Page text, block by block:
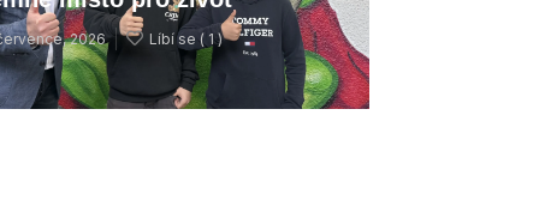
2026 Líbí se ( 1 )